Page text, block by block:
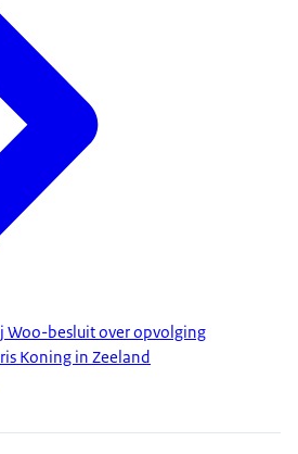
Woo-besluit over opvolging
Koning in Zeeland